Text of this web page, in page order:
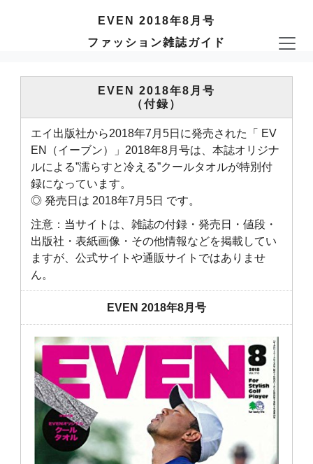
EVEN 2018年8月号
ファッション雑誌ガイド
EVEN 2018年8月号
（付録）
エイ出版社から2018年7月5日に発売された「 EV
EN（イーブン）」2018年8月号は、本誌オリジナ
ルによる”濡らすと冷える”クールタオルが特別付
録になっています。
◎ 発売日は 2018年7月5日 です。
注意：当サイトは、雑誌の付録・発売日・値段・
出版社・表紙画像・その他情報などを掲載してい
ますが、公式サイトや通販サイトではありませ
ん。
EVEN 2018年8月号